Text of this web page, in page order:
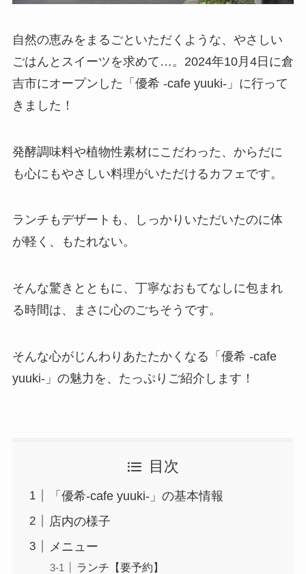
自然の恵みをまるごといただくような、やさしい
ごはんとスイーツを求めて…。2024年10月4日に倉
吉市にオープンした「優希 -cafe yuuki-」に行って
きました！
発酵調味料や植物性素材にこだわった、からだに
も心にもやさしい料理がいただけるカフェです。
ランチもデザートも、しっかりいただいたのに体
が軽く、もたれない。
そんな驚きとともに、丁寧なおもてなしに包まれ
る時間は、まさに心のごちそうです。
そんな心がじんわりあたたかくなる「優希 -cafe
yuuki-」の魅力を、たっぷりご紹介します！
目次
「優希-cafe yuuki-」の基本情報
店内の様子
メニュー
ランチ【要予約】